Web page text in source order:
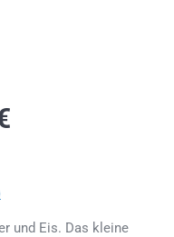
und Eis. Das kleine